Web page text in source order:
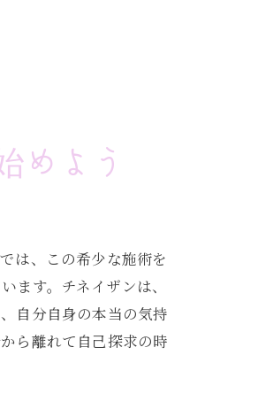
めよう
は、この希少な施術を
す。チネイザンは、
自分自身の本当の気持
ら離れて自己探求の時